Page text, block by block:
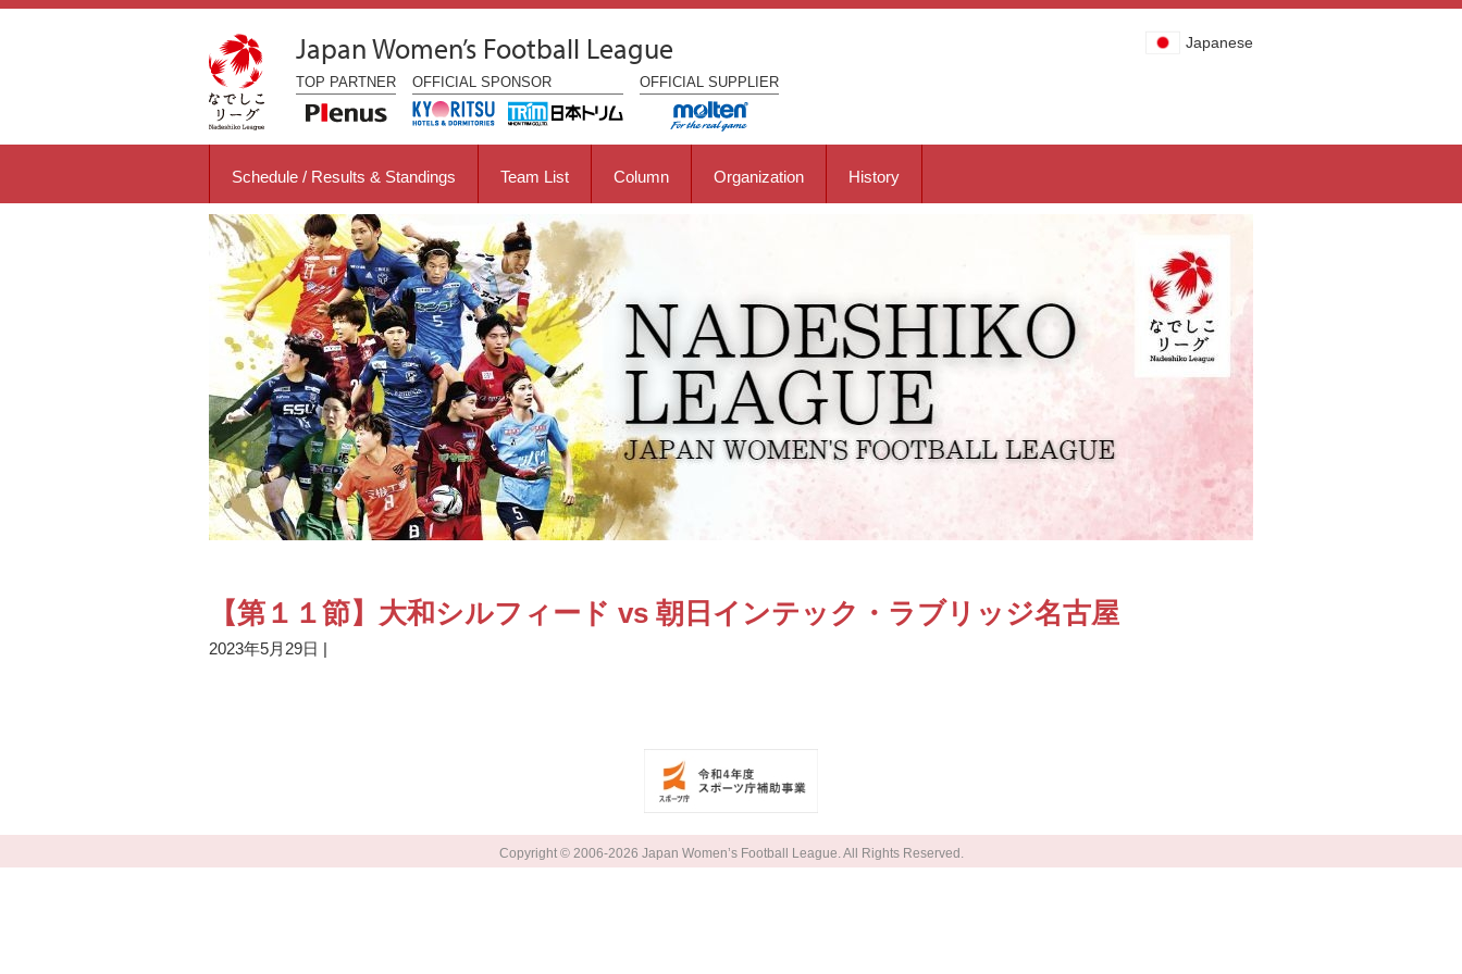
Japan Women’s Football League Japanese
TOP PARTNER OFFICIAL SPONSOR OFFICIAL SUPPLIER
Schedule / Results & Standings Team List Column Organization History
【第１１節】大和シルフィード vs 朝日インテック・ラブリッジ名古屋
2023年5月29日 |
Copyright © 2006-2026 Japan Women’s Football League. All Rights Reserved.